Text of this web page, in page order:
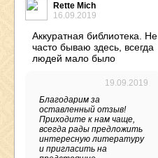
Rette Mich
16.09.2019
Аккуратная библиотека. Не
часто бываю здесь, всегда
людей мало было
19.09.2019
Благодарим за
оставленный отзыв!
Приходите к нам чаще,
всегда рады предложить
интересную литературу
и пригласить на